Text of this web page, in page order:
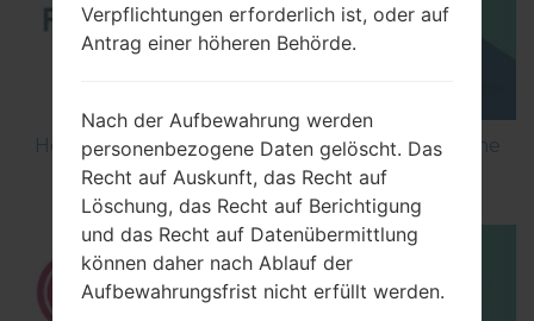
How to Flash Stock Firmware on LG Smartphone
using LG UP?
Verpflichtungen erforderlich ist, oder auf
Antrag einer höheren Behörde.
Nach der Aufbewahrung werden
personenbezogene Daten gelöscht. Das
Recht auf Auskunft, das Recht auf
Löschung, das Recht auf Berichtigung
und das Recht auf Datenübermittlung
können daher nach Ablauf der
Aufbewahrungsfrist nicht erfüllt werden.